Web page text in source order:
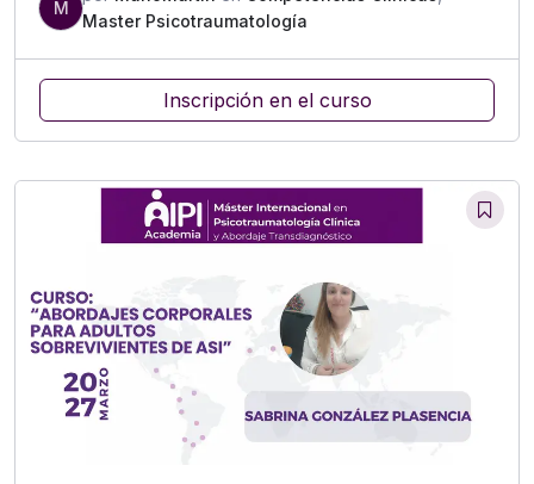
M
Master Psicotraumatología
Inscripción en el curso